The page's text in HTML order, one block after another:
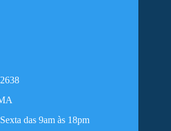
das 9am às 18pm